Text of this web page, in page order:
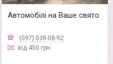
Автомобілі на Ваше свято
(097) 038-08-92
від 450 грн.